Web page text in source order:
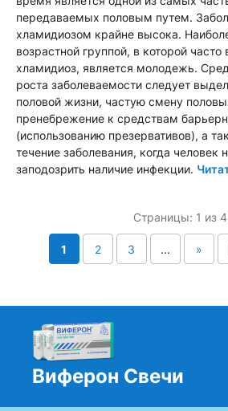
Виферон Свечи
передаваемых половым путем.
хламидиозом крайне высока.
возрастной группой, в которой часто
хламидиоз, является молодежь.
роста заболеваемости следует
половой жизни, частую смену
пренебрежение к средствам
(использованию презервативов), а
течение заболевания, когда человек
заподозрить наличие инфекции.
Страницы: 1 из 4
1 2 3 ... »